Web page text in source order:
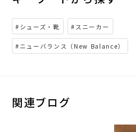
#シューズ・靴 #スニーカー
#ニューバランス（New Balance）
関連ブログ